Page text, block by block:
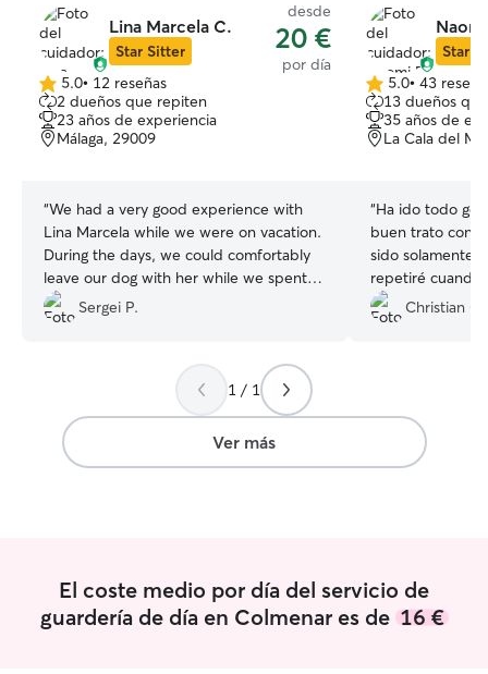
Lina Marcela C.
Star Sitter
desde
20 €
por día
5.0
de
5
estrellas
5.0• 12 reseñas
2 dueños que repiten
23 años de experiencia
Málaga, 29009
“We had a very good experience with
Lina Marcela while we were on vacation.
During the days, we could comfortably
leave our dog with her while we spent
time at the beach and then pick him up
in the evening. Everything was simple,
friendly and easy to communicate with,
and we felt that our dog was in good
hands. Our dog was happy with her, and
that meant a lot to us.
Sergei P.
Star
5.0
de
5
estrellas
5.0• 43
13 dueños
35 años de
La Cala del
“Ha ido todo
buen trato con
sido solamente
repetiré cuando
Christian G.
1 / 1
Ver más
El coste medio por día del servicio de
guardería de día en Colmenar es de 16 €